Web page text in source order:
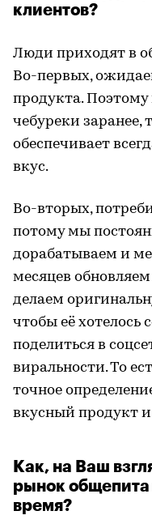
клиентов?
Люди приходят в
Во-первых,
продукта.
чебуреки заранее,
обеспечивает
вкус.
Во-вторых,
потому мы
дорабатываем и
месяцев
делаем
чтобы её хотелось
поделиться в
виральности. То
точное
вкусный продукт
Как, на Ваш
рынок
время?